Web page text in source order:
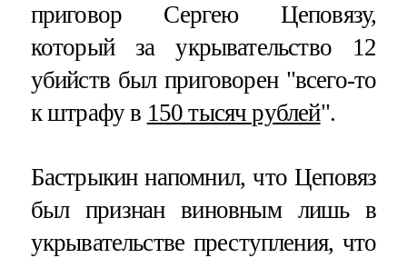
приговор Сергею Цеповязу,
который за укрывательство 12
убийств был приговорен "всего-то
к штрафу в 150 тысяч рублей".
Бастрыкин напомнил, что Цеповяз
был признан виновным лишь в
укрывательстве преступления, что